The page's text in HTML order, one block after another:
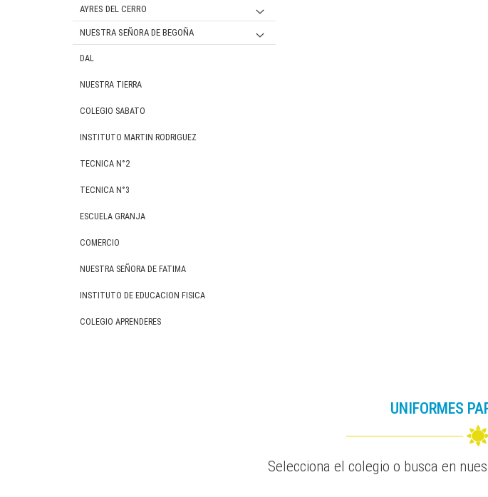
VARON
Mujer
SECUNDARIA
VARON
MUJER
JARDIN
PRIMARIA
MUJER
VARON
SECUNDARIA
MUJER
AYRES DEL CERRO
PRIMARIA
SECUNDARIA
MUJER
NUESTRA SEÑORA DE BEGOÑA
UNIFORME FORMAL PRIMARIA / SECUNDARIA
UNIFORME DEPORTIVO PRIMARIA
DAL
NUESTRA TIERRA
COLEGIO SABATO
INSTITUTO MARTIN RODRIGUEZ
TECNICA N°2
TECNICA N°3
ESCUELA GRANJA
COMERCIO
NUESTRA SEÑORA DE FATIMA
INSTITUTO DE EDUCACION FISICA
COLEGIO APRENDERES
UNIFORMES
Selecciona el colegio o busca en